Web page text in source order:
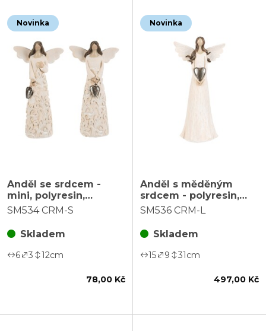
Novinka
Anděl se srdcem -
mini, polyresin,
květinové šaty,
za 1 ks
SM534 CRM-S
Skladem
6 3 12cm
78,00 Kč
Novinka
Anděl s měděným
srdcem - polyresin,
vel. L, barva krémová
SM536 CRM-L
Skladem
15 9 31cm
497,00 Kč